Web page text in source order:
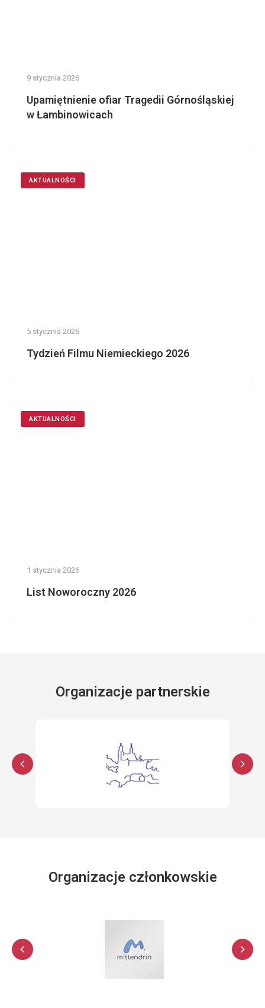
9 stycznia 2026
Upamiętnienie ofiar Tragedii Górnośląskiej
w Łambinowicach
AKTUALNOŚCI
5 stycznia 2026
Tydzień Filmu Niemieckiego 2026
AKTUALNOŚCI
1 stycznia 2026
List Noworoczny 2026
Organizacje partnerskie
Organizacje członkowskie